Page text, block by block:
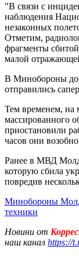
"В связи с
наблюдения
незаконных
Отметим,
фрагменты сбитой
малой
В Минобороны
отправились
Тем временем, на
массированного
приостановили
часов они
Ранее в МВД
которую сбила
повредив
Минобороны
техники
Новини от
наш канал https://